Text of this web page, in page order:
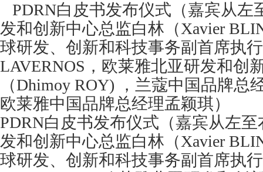
PDRN白皮书发布仪式（嘉宾从左
发和创新中心总监白林（Xavier
球研发、创新和科技事务副首席执行
LAVERNOS，欧莱雅北亚研发和创
（Dhimoy ROY) ，兰蔻中国品牌总
欧莱雅中国品牌总经理孟颖琪）
PDRN白皮书发布仪式（嘉宾从左
发和创新中心总监白林（Xavier
球研发、创新和科技事务副首席执行